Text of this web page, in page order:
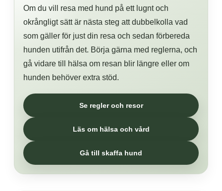
Om du vill resa med hund på ett lugnt och
okrångligt sätt är nästa steg att dubbelkolla vad
som gäller för just din resa och sedan förbereda
hunden utifrån det. Börja gärna med reglerna, och
gå vidare till hälsa om resan blir längre eller om
hunden behöver extra stöd.
Se regler och resor
Läs om hälsa och vård
Gå till skaffa hund